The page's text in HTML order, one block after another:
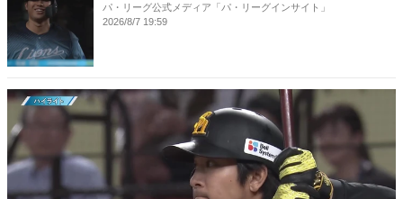
パ・リーグ公式メディア「パ・リーグインサイト」
2026/8/7 19:59